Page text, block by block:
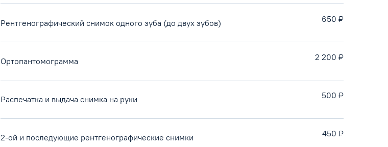
Рентгенографический снимок одного зуба (до двух зубов) 650 ₽
Ортопантомограмма 2 200 ₽
Распечатка и выдача снимка на руки 500 ₽
2-ой и последующие рентгенографические снимки 450 ₽